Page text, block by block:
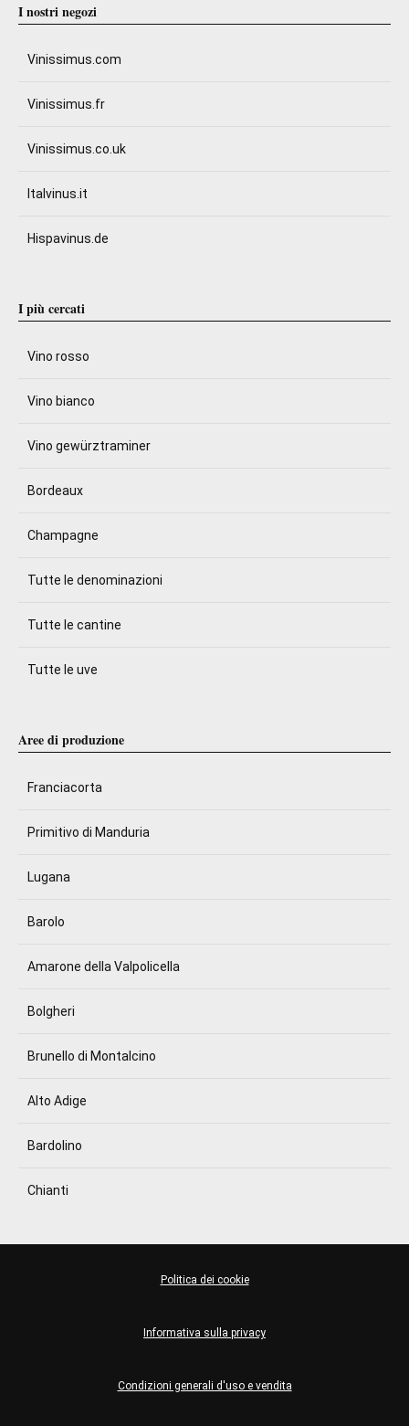
I nostri negozi
Vinissimus.com
Vinissimus.fr
Vinissimus.co.uk
Italvinus.it
Hispavinus.de
I più cercati
Vino rosso
Vino bianco
Vino gewürztraminer
Bordeaux
Champagne
Tutte le denominazioni
Tutte le cantine
Tutte le uve
Aree di produzione
Franciacorta
Primitivo di Manduria
Lugana
Barolo
Amarone della Valpolicella
Bolgheri
Brunello di Montalcino
Alto Adige
Bardolino
Chianti
Condizioni generali d'uso e vendita
Informativa sulla privacy
Politica dei cookie